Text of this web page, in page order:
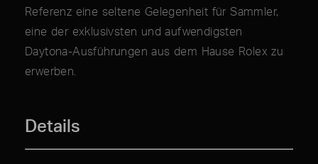
Referenz eine seltene Gelegenheit für Sammler,
eine der exklusivsten und aufwendigsten
Daytona-Ausführungen aus dem Hause Rolex zu
erwerben.
Details